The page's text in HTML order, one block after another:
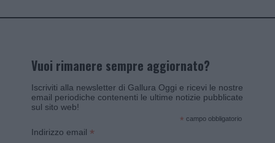
Vuoi rimanere sempre aggiornato?
Iscriviti alla newsletter di Gallura Oggi e ricevi le nostre
email periodiche contenenti le ultime notizie pubblicate
sul sito web!
* campo obbligatorio
Indirizzo email *